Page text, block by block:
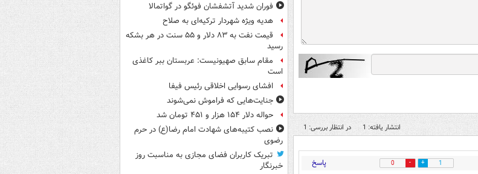
انتشار یافته: 1 در انتظار بررسی: 1
1
0 پاسخ
فوران شدید آتشفشان فوئگو در گواتمالا
هدیه ویژه شهردار ترکیه‌ای به صلاح
قیمت نفت به ۸۳ دلار و ۵۵ سنت در هر بشکه
رسید
مقام سابق صهیونیست: عربستان ببر کاغذی
است
افشای رسوایی اخلاقی رئیس فیفا
جنایت‌هایی که فراموش نمی‌شوند
حواله دلار ۱۵۴ هزار و ۴۵۱ تومان شد
نصب کتیبه‌های شهادت امام رضا(ع) در حرم
رضوی
تبریک کاربران فضای مجازی به مناسبت روز
خبرنگار